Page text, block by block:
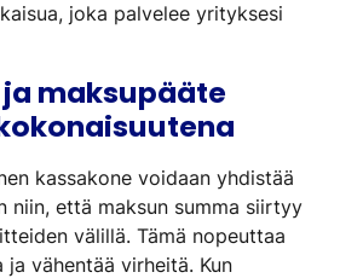
joka palvelee yrityksesi
maksupääte
kassakone voidaan yhdistää
niin, että maksun summa siirtyy
välillä. Tämä nopeuttaa
ja vähentää virheitä. Kun